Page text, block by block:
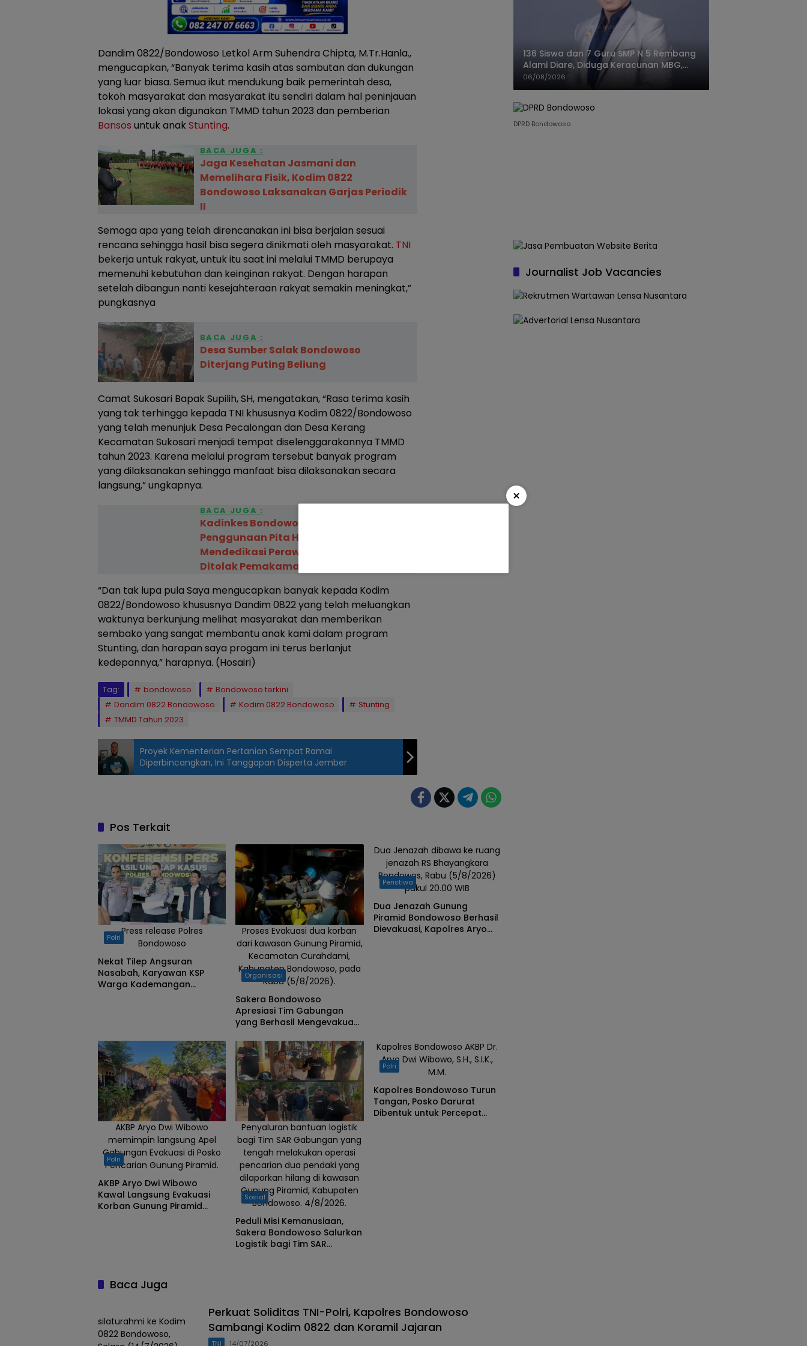
Dandim 0822/Bondowoso Letkol Arm Suhendra Chipta, M.Tr.Hanla.,
mengucapkan, “Banyak terima kasih atas sambutan dan dukungan
yang luar biasa. Semua ikut mendukung baik pemerintah desa,
tokoh masyarakat dan masyarakat itu sendiri dalam hal peninjauan
lokasi yang akan digunakan TMMD tahun 2023 dan pemberian
Bansos untuk anak Stunting.
BACA JUGA :
Jaga Kesehatan Jasmani dan
Memelihara Fisik, Kodim 0822
Bondowoso Laksanakan Garjas Periodik
II
Semoga apa yang telah direncanakan ini bisa berjalan sesuai
rencana sehingga hasil bisa segera dinikmati oleh masyarakat. TNI
bekerja untuk rakyat, untuk itu saat ini melalui TMMD berupaya
memenuhi kebutuhan dan keinginan rakyat. Dengan harapan
setelah dibangun nanti kesejahteraan rakyat semakin meningkat,”
pungkasnya
BACA JUGA :
Desa Sumber Salak Bondowoso
Diterjang Puting Beliung
Camat Sukosari Bapak Supilih, SH, mengatakan, “Rasa terima kasih
yang tak terhingga kepada TNI khususnya Kodim 0822/Bondowoso
yang telah menunjuk Desa Pecalongan dan Desa Kerang
Kecamatan Sukosari menjadi tempat diselenggarakannya TMMD
tahun 2023. Karena melalui program tersebut banyak program
yang dilaksanakan sehingga manfaat bisa dilaksanakan secara
langsung,” ungkapnya.
BACA JUGA :
Kadinkes Bondowoso Intruksikan
Penggunaan Pita Hitam Dilengan untuk
Mendedikasi Perawat yang Gugur dan
Ditolak Pemakamannya di Semarang
“Dan tak lupa pula Saya mengucapkan banyak kepada Kodim
0822/Bondowoso khususnya Dandim 0822 yang telah meluangkan
waktunya berkunjung melihat masyarakat dan memberikan
sembako yang sangat membantu anak kami dalam program
Stunting, dan harapan saya progam ini terus berlanjut
kedepannya,” harapnya. (Hosairi)
Tag: bondowoso
Bondowoso terkini
Dandim 0822 Bondowoso
Kodim 0822 Bondowoso
Stunting
TMMD Tahun 2023
Proyek Kementerian Pertanian Sempat Ramai
Diperbincangkan, Ini Tanggapan Disperta Jember
Pos Terkait
Press release Polres
Bondowoso
Polri
Nekat Tilep Angsuran
Nasabah, Karyawan KSP
Warga Kademangan
Proses Evakuasi dua korban
dari kawasan Gunung Piramid,
Kecamatan Curahdami,
Kabupaten Bondowoso, pada
Rabu (5/8/2026).
Organisasi
Sakera Bondowoso
Apresiasi Tim Gabungan
yang Berhasil Mengevakuasi
Dua Jenazah dibawa ke ruang
jenazah RS Bhayangkara
Bondowos, Rabu (5/8/2026)
pukul 20.00 WIB
Peristiwa
Dua Jenazah Gunung
Piramid Bondowoso Berhasil
Dievakuasi, Kapolres Aryo
AKBP Aryo Dwi Wibowo
memimpin langsung Apel
Gabungan Evakuasi di Posko
Pencarian Gunung Piramid.
Polri
AKBP Aryo Dwi Wibowo
Kawal Langsung Evakuasi
Korban Gunung Piramid
Penyaluran bantuan logistik
bagi Tim SAR Gabungan yang
tengah melakukan operasi
pencarian dua pendaki yang
dilaporkan hilang di kawasan
Gunung Piramid, Kabupaten
Bondowoso. 4/8/2026.
Sosial
Peduli Misi Kemanusiaan,
Sakera Bondowoso Salurkan
Logistik bagi Tim SAR
Kapolres Bondowoso AKBP Dr.
Aryo Dwi Wibowo, S.H., S.I.K.,
M.M.
Polri
Kapolres Bondowoso Turun
Tangan, Posko Darurat
Dibentuk untuk Percepat
Baca Juga
silaturahmi ke Kodim
0822 Bondowoso,
Perkuat Soliditas TNI-Polri, Kapolres Bondowoso
Sambangi Kodim 0822 dan Koramil Jajaran
TNI 14/07/2026
136 Siswa dan 7 Guru SMP N 5 Rembang
Alami Diare, Diduga Keracunan MBG,
Bagas: Harus Tanggung Jawab
06/08/2026
DPRD Bondowoso
Journalist Job Vacancies
×